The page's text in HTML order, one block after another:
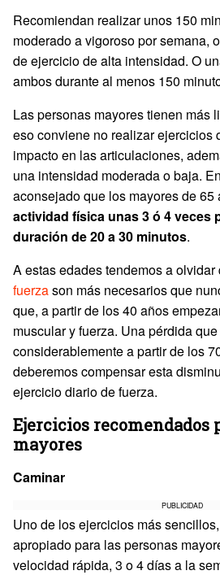
Recomiendan realizar unos 150
moderado a vigoroso por semana,
de ejercicio de alta intensidad. O
ambos durante al menos 150
Las personas mayores tienen más
eso conviene no realizar ejercicios
impacto en las articulaciones,
una intensidad moderada o baja.
aconsejado que los mayores de
actividad física unas 3 ó 4 veces
duración de 20 a 30 minutos.
A estas edades tendemos a olvidar
fuerzason más necesarios que
que, a partir de los 40 años
muscular y fuerza. Una pérdida
considerablemente a partir de los
deberemos compensar esta
ejercicio diario de fuerza.
Ejercicios recomendados
mayores
Caminar
PUBLICIDAD
Uno de los ejercicios más
apropiado para las personas
velocidad rápida, 3 o 4 días a la